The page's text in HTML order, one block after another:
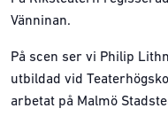
Vänninan.
På scen ser vi Philip
utbildad vid
arbetat på Malmö